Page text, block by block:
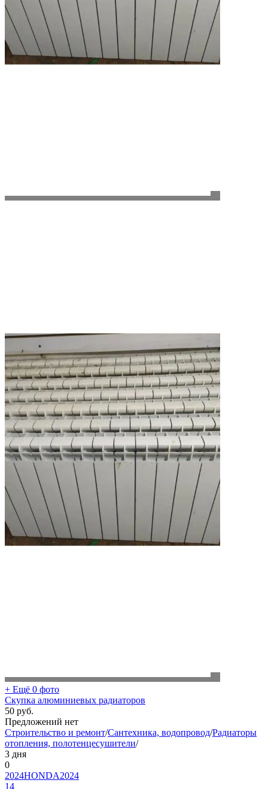
+ Ещё 0 фото
Скупка алюминиевых радиаторов
50 руб.
Предложений нет
Строительство и ремонт/Сантехника, водопровод/Радиаторы
отопления, полотенцесушители/
3 дня
0
2024HONDA2024
14